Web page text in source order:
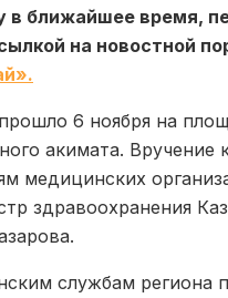
в ближайшее время,
на новостной
6 ноября на
акимата. Вручение
медицинских
здравоохранения
службам региона